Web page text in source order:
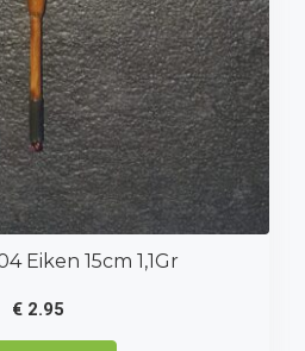
Eiken 15cm 1,1Gr
€ 2.95